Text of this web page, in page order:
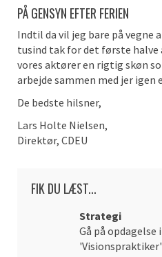
PÅ GENSYN EFTER FERIEN
Indtil da vil jeg bare på vegne
tusind tak for det første halve
vores aktører en rigtig skøn
arbejde sammen med jer igen
De bedste hilsner,
Lars Holte Nielsen,
Direktør, CDEU
FIK DU LÆST...
Strategi
Gå på opdagelse
'Visionspraktiker'